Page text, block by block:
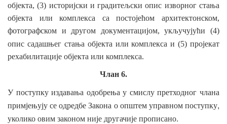
објекта, (3) историјски и градитељски опис изворног стања
објекта или комплекса са постојећом архитектонском,
фотографском и другом документацијом, укључујући (4)
опис садашњег стања објекта или комплекса и (5) пројекат
рехабилитације објекта или комплекса.
Члан 6.
У поступку издавања одобрења у смислу претходног члана
примјењују се одредбе Закона о општем управном поступку,
уколико овим законом није другачије прописано.